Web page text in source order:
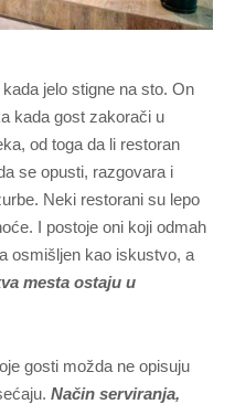
jelo stigne na sto. On
kada gost zakorači u
od toga da li restoran
se opusti, razgovara i
Neki restorani su lepo
I postoje oni koji odmah
osmišljen kao iskustvo, a
mesta ostaju u
gosti možda ne opisuju
Način serviranja,